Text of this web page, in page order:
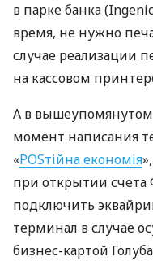
в парке банка
время, не нужно
случае реализации
на кассовом
А в вышеупомянутом
момент написания
«POSтійна економія
при открытии
подключить
терминал в случае
бизнес-картой